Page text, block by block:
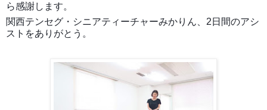
ら感謝します。
関西テンセグ・シニアティーチャーみかりん、2日間のアシ
ストをありがとう。